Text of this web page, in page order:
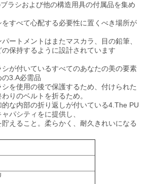
ラシおよび他の構造用具の付属品を集め
すべて心配する必要性に置くべき場所が
ートメントはまたマスカラ、目の鉛筆、
保持するように設計されています
が付いているすべてのあなたの美の要素
の3.A必需品
を使用の後で保護するため、付けられた
りのベルトを折るため。
な内部の折り返しが付いている4.The PU
パシティをに提供し、
えること。柔らかく、耐久きれいになる